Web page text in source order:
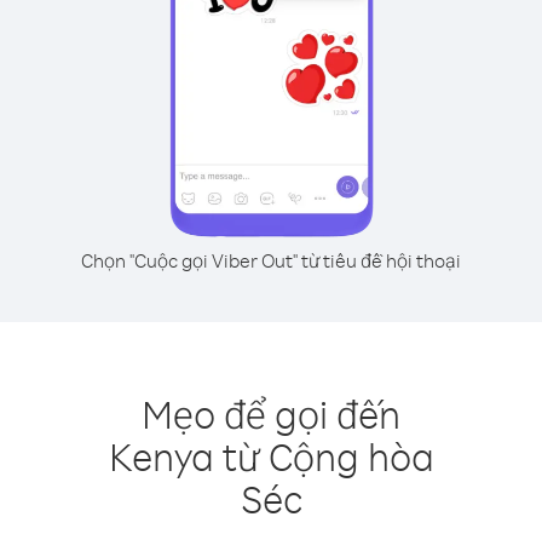
Chọn "Cuộc gọi Viber Out" từ tiêu đề hội thoại
Mẹo để gọi đến
Kenya từ Cộng hòa
Séc